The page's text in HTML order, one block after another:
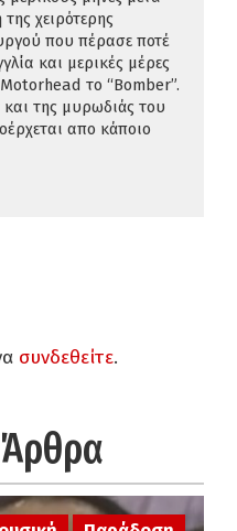
χειρότερης
που πέρασε ποτέ
και μερικές μέρες
το “Bomber”.
της μυρωδιάς του
απο κάποιο
συνδεθείτε.
Άρθρα